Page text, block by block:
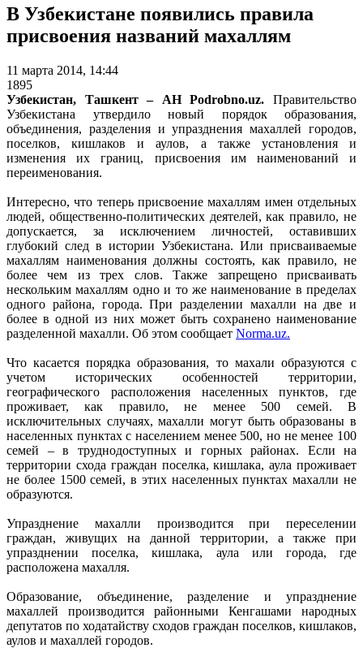
В Узбекистане появились правила
присвоения названий махаллям
11 марта 2014, 14:44
1895
Узбекистан, Ташкент – АН Podrobno.uz. Правительство
Узбекистана утвердило новый порядок образования,
объединения, разделения и упразднения махаллей городов,
поселков, кишлаков и аулов, а также установления и
изменения их границ, присвоения им наименований и
переименования.
Интересно, что теперь присвоение махаллям имен отдельных
людей, общественно-политических деятелей, как правило, не
допускается, за исключением личностей, оставивших
глубокий след в истории Узбекистана. Или присваиваемые
махаллям наименования должны состоять, как правило, не
более чем из трех слов. Также запрещено присваивать
нескольким махаллям одно и то же наименование в пределах
одного района, города. При разделении махалли на две и
более в одной из них может быть сохранено наименование
разделенной махалли. Об этом сообщает Norma.uz.
Что касается порядка образования, то махали образуются с
учетом исторических особенностей территории,
географического расположения населенных пунктов, где
проживает, как правило, не менее 500 семей. В
исключительных случаях, махалли могут быть образованы в
населенных пунктах с населением менее 500, но не менее 100
семей – в труднодоступных и горных районах. Если на
территории схода граждан поселка, кишлака, аула проживает
не более 1500 семей, в этих населенных пунктах махалли не
образуются.
Упразднение махалли производится при переселении
граждан, живущих на данной территории, а также при
упразднении поселка, кишлака, аула или города, где
расположена махалля.
Образование, объединение, разделение и упразднение
махаллей производится районными Кенгашами народных
депутатов по ходатайству сходов граждан поселков, кишлаков,
аулов и махаллей городов.